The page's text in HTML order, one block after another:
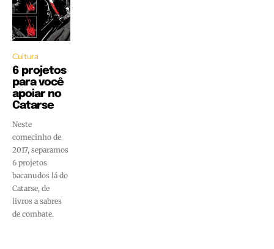
Cultura
6 projetos
para você
apoiar no
Catarse
Neste
comecinho de
2017, separamos
6 projetos
bacanudos lá do
Catarse, de
livros a sabres
de combate.